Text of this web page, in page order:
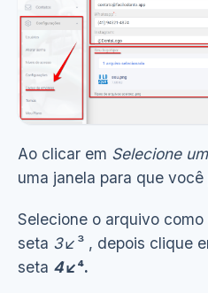
Ao clicar em Selecione
uma janela para que
Selecione o arquivo
seta 3↙³ , depois clique
seta 4↙⁴.